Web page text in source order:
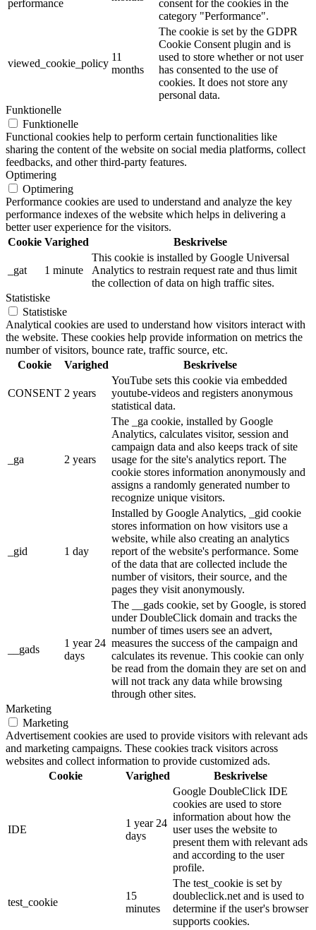
performance
consent for the cookies in the
category "Performance".
viewed_cookie_policy
11
months
The cookie is set by the GDPR
Cookie Consent plugin and is
used to store whether or not user
has consented to the use of
cookies. It does not store any
personal data.
Funktionelle
Funktionelle
Functional cookies help to perform certain functionalities like
sharing the content of the website on social media platforms, collect
feedbacks, and other third-party features.
Optimering
Optimering
Performance cookies are used to understand and analyze the key
performance indexes of the website which helps in delivering a
better user experience for the visitors.
Cookie Varighed Beskrivelse
_gat 1 minute
This cookie is installed by Google Universal
Analytics to restrain request rate and thus limit
the collection of data on high traffic sites.
Statistiske
Statistiske
Analytical cookies are used to understand how visitors interact with
the website. These cookies help provide information on metrics the
number of visitors, bounce rate, traffic source, etc.
Cookie
Varighed Beskrivelse
CONSENT 2 years
YouTube sets this cookie via embedded
youtube-videos and registers anonymous
statistical data.
_ga 2 years
The _ga cookie, installed by Google
Analytics, calculates visitor, session and
campaign data and also keeps track of site
usage for the site's analytics report. The
cookie stores information anonymously and
assigns a randomly generated number to
recognize unique visitors.
_gid 1 day
Installed by Google Analytics, _gid cookie
stores information on how visitors use a
website, while also creating an analytics
report of the website's performance. Some
of the data that are collected include the
number of visitors, their source, and the
pages they visit anonymously.
__gads
1 year 24
days
The __gads cookie, set by Google, is stored
under DoubleClick domain and tracks the
number of times users see an advert,
measures the success of the campaign and
calculates its revenue. This cookie can only
be read from the domain they are set on and
will not track any data while browsing
through other sites.
Marketing
Marketing
Advertisement cookies are used to provide visitors with relevant ads
and marketing campaigns. These cookies track visitors across
websites and collect information to provide customized ads.
Cookie
Varighed Beskrivelse
IDE
1 year 24
days
Google DoubleClick IDE
cookies are used to store
information about how the
user uses the website to
present them with relevant ads
and according to the user
profile.
test_cookie
15
minutes
The test_cookie is set by
doubleclick.net and is used to
determine if the user's browser
supports cookies.